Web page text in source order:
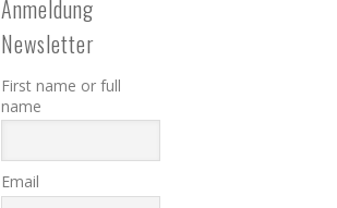
Anmeldung
Newsletter
First name or full
name
Email